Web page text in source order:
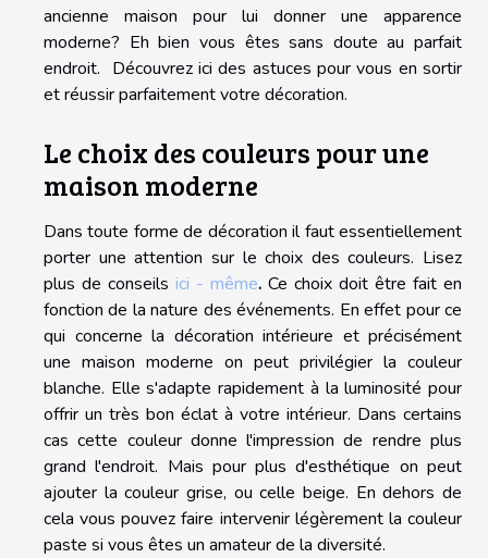
ancienne maison pour lui donner une apparence
moderne? Eh bien vous êtes sans doute au parfait
endroit. Découvrez ici des astuces pour vous en sortir
et réussir parfaitement votre décoration.
Le choix des couleurs pour une
maison moderne
Dans toute forme de décoration il faut essentiellement
porter une attention sur le choix des couleurs. Lisez
plus de conseils ici - même. Ce choix doit être fait en
fonction de la nature des événements. En effet pour ce
qui concerne la décoration intérieure et précisément
une maison moderne on peut privilégier la couleur
blanche. Elle s'adapte rapidement à la luminosité pour
offrir un très bon éclat à votre intérieur. Dans certains
cas cette couleur donne l'impression de rendre plus
grand l'endroit. Mais pour plus d'esthétique on peut
ajouter la couleur grise, ou celle beige. En dehors de
cela vous pouvez faire intervenir légèrement la couleur
paste si vous êtes un amateur de la diversité.